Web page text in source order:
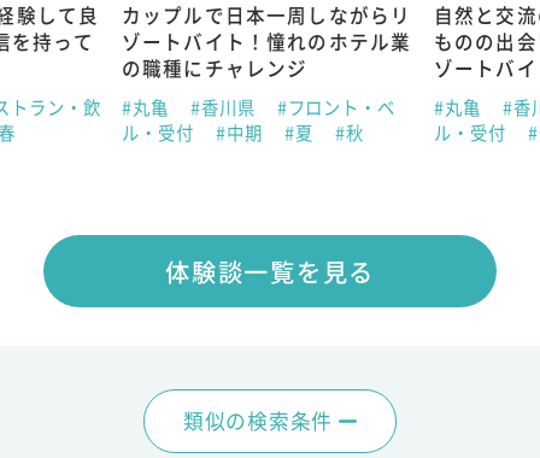
験して良
を持って
トラン・飲
カップルで日本一周しながらリ
ゾートバイト！憧れのホテル業
の職種にチャレンジ
#丸亀 #香川県
#フロント・ベ
ル・受付
#中期 #夏 #秋
自然と交
ものの出
ゾートバ
#丸亀
#香
ル・受付
体験談一覧を見る
類似の検索条件